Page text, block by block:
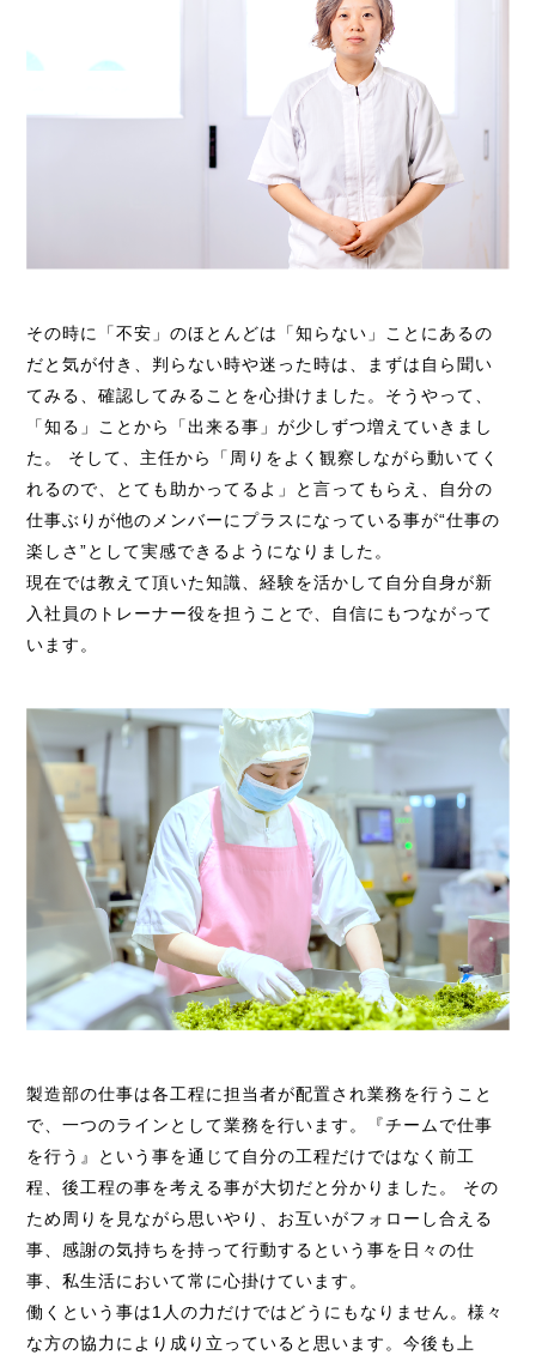
その時に「不安」のほとんどは「知らない」ことにあるの
だと気が付き、判らない時や迷った時は、まずは自ら聞い
てみる、確認してみることを心掛けました。そうやって、
「知る」ことから「出来る事」が少しずつ増えていきまし
た。 そして、主任から「周りをよく観察しながら動いてく
れるので、とても助かってるよ」と言ってもらえ、自分の
仕事ぶりが他のメンバーにプラスになっている事が“仕事の
楽しさ”として実感できるようになりました。
現在では教えて頂いた知識、経験を活かして自分自身が新
入社員のトレーナー役を担うことで、自信にもつながって
います。
製造部の仕事は各工程に担当者が配置され業務を行うこと
で、一つのラインとして業務を行います。『チームで仕事
を行う』という事を通じて自分の工程だけではなく前工
程、後工程の事を考える事が大切だと分かりました。 その
ため周りを見ながら思いやり、お互いがフォローし合える
事、感謝の気持ちを持って行動するという事を日々の仕
事、私生活において常に心掛けています。
働くという事は1人の力だけではどうにもなりません。様々
な方の協力により成り立っていると思います。今後も上